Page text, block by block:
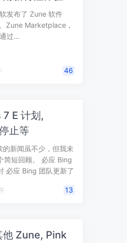
发布了 Zune 软件
Zune Marketplace，
过…
46
E 计划,
止等
新闻虽不少，但我未
简短回顾。 必应 Bing
必应 Bing 团队更新了
午
13
他 Zune, Pink